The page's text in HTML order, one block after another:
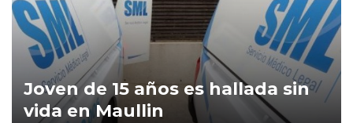
Joven de 15 años es hallada sin
vida en Maullin